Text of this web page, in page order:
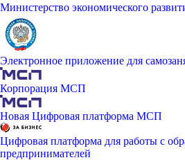
Министерство экономического
Электронное приложение для
Корпорация МСП
Новая Цифровая платформа МСП
Цифровая платформа для работы с
предпринимателей